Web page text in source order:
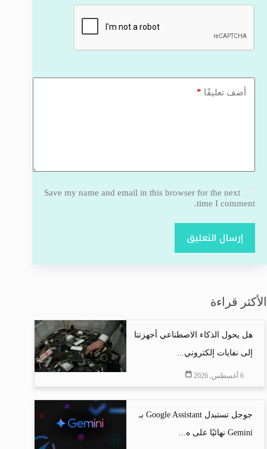
أضف تعليقًا *
Save my name and email in this browser for the next
time I comment.
إرسال التعليق
الأكثر قراءة
هل يحول الذكاء الاصطناعي أجهزتنا
إلى نفايات إلكتروني...
6 أغسطس, 2026
جوجل تستبدل Google Assistant بـ
Gemini نهائيًا على ه...